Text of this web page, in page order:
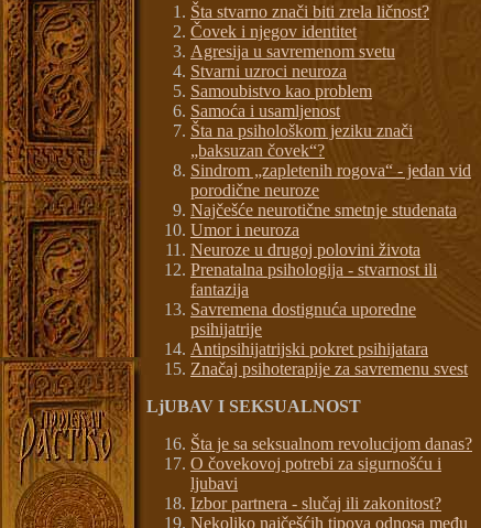
Šta stvarno znači biti zrela ličnost?
Čovek i njegov identitet
Agresija u savremenom svetu
Stvarni uzroci neuroza
Samoubistvo kao problem
Samoća i usamljenost
Šta na psihološkom jeziku znači
„baksuzan čovek“?
Sindrom „zapletenih rogova“ - jedan vid
porodične neuroze
Najčešće neurotične smetnje studenata
Umor i neuroza
Neuroze u drugoj polovini života
Prenatalna psihologija - stvarnost ili
fantazija
Savremena dostignuća uporedne
psihijatrije
Antipsihijatrijski pokret psihijatara
Značaj psihoterapije za savremenu svest
LjUBAV I SEKSUALNOST
Šta je sa seksualnom revolucijom danas?
O čovekovoj potrebi za sigurnošću i
ljubavi
Izbor partnera - slučaj ili zakonitost?
Nekoliko najčešćih tipova odnosa među